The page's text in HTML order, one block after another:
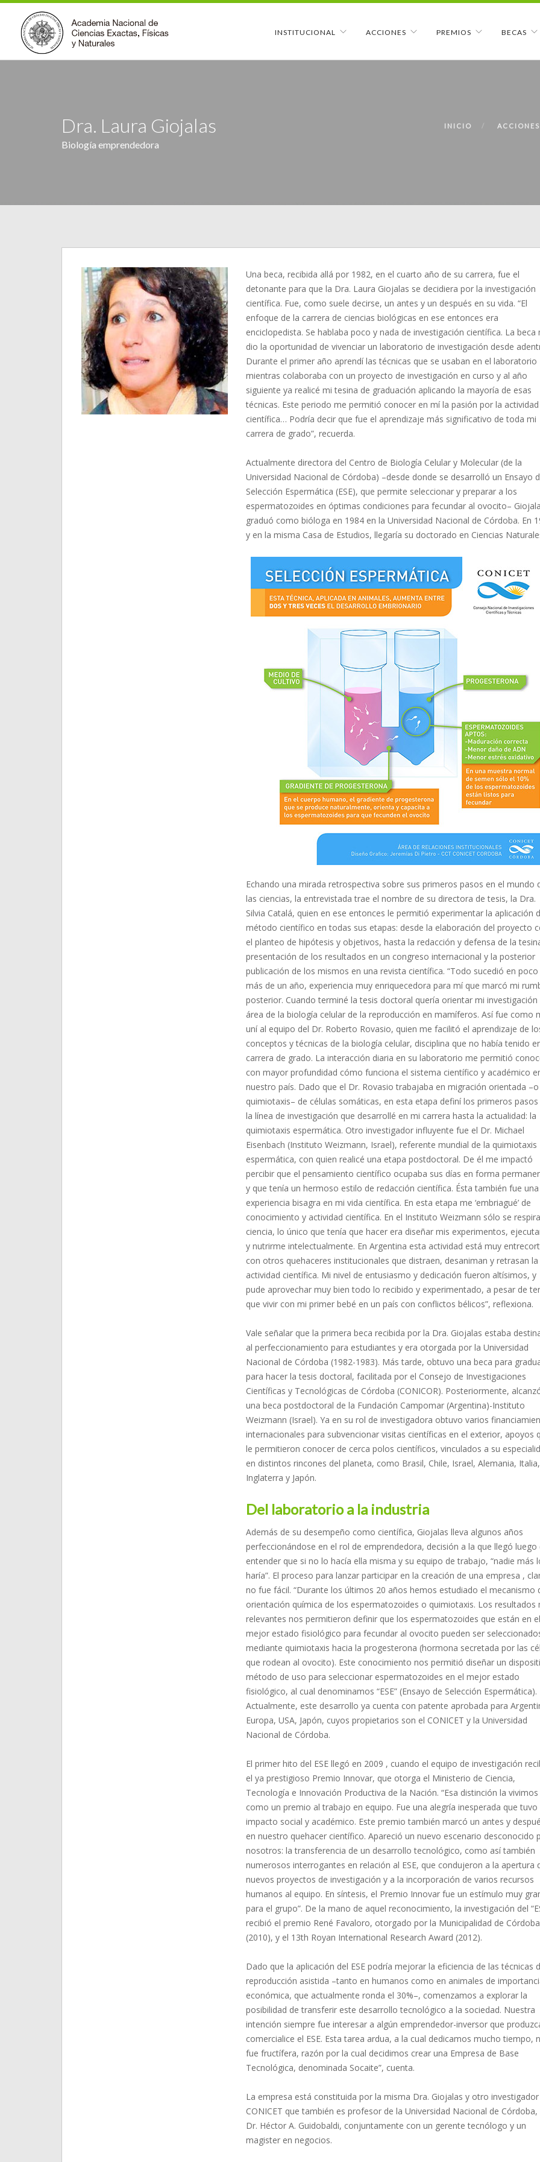
INSTITUCIONAL ACCIONES PREMIOS BECAS
Dra. Laura Giojalas
Biología emprendedora
INICIO ACCIONES
Una beca, recibida allá por 1982, en el cuarto año de su carrera, fue el
detonante para que la Dra. Laura Giojalas se decidiera por la investigación
científica. Fue, como suele decirse, un antes y un después en su vida. “El
enfoque de la carrera de ciencias biológicas en ese entonces era
enciclopedista. Se hablaba poco y nada de investigación científica. La beca
dio la oportunidad de vivenciar un laboratorio de investigación desde
Durante el primer año aprendí las técnicas que se usaban en el laboratorio
mientras colaboraba con un proyecto de investigación en curso y al año
siguiente ya realicé mi tesina de graduación aplicando la mayoría de esas
técnicas. Este periodo me permitió conocer en mí la pasión por la actividad
científica… Podría decir que fue el aprendizaje más significativo de toda mi
carrera de grado”, recuerda.
Actualmente directora del Centro de Biología Celular y Molecular (de la
Universidad Nacional de Córdoba) –desde donde se desarrolló un Ensayo
Selección Espermática (ESE), que permite seleccionar y preparar a los
espermatozoides en óptimas condiciones para fecundar al ovocito–
graduó como bióloga en 1984 en la Universidad Nacional de Córdoba. En
y en la misma Casa de Estudios, llegaría su doctorado en Ciencias
Echando una mirada retrospectiva sobre sus primeros pasos en el mundo
las ciencias, la entrevistada trae el nombre de su directora de tesis, la Dra.
Silvia Catalá, quien en ese entonces le permitió experimentar la aplicación
método científico en todas sus etapas: desde la elaboración del proyecto
el planteo de hipótesis y objetivos, hasta la redacción y defensa de la
presentación de los resultados en un congreso internacional y la posterior
publicación de los mismos en una revista científica. “Todo sucedió en poco
más de un año, experiencia muy enriquecedora para mí que marcó mi
posterior. Cuando terminé la tesis doctoral quería orientar mi investigación
área de la biología celular de la reproducción en mamíferos. Así fue como
uní al equipo del Dr. Roberto Rovasio, quien me facilitó el aprendizaje de
conceptos y técnicas de la biología celular, disciplina que no había tenido
carrera de grado. La interacción diaria en su laboratorio me permitió
con mayor profundidad cómo funciona el sistema científico y académico
nuestro país. Dado que el Dr. Rovasio trabajaba en migración orientada –o
quimiotaxis– de células somáticas, en esta etapa definí los primeros pasos
la línea de investigación que desarrollé en mi carrera hasta la actualidad: la
quimiotaxis espermática. Otro investigador influyente fue el Dr. Michael
Eisenbach (Instituto Weizmann, Israel), referente mundial de la quimiotaxis
espermática, con quien realicé una etapa postdoctoral. De él me impactó
percibir que el pensamiento científico ocupaba sus días en forma
y que tenía un hermoso estilo de redacción científica. Ésta también fue una
experiencia bisagra en mi vida científica. En esta etapa me ‘embriagué’ de
conocimiento y actividad científica. En el Instituto Weizmann sólo se
ciencia, lo único que tenía que hacer era diseñar mis experimentos,
y nutrirme intelectualmente. En Argentina esta actividad está muy
con otros quehaceres institucionales que distraen, desaniman y retrasan la
actividad científica. Mi nivel de entusiasmo y dedicación fueron altísimos, y
pude aprovechar muy bien todo lo recibido y experimentado, a pesar de
que vivir con mi primer bebé en un país con conflictos bélicos”, reflexiona.
Vale señalar que la primera beca recibida por la Dra. Giojalas estaba
al perfeccionamiento para estudiantes y era otorgada por la Universidad
Nacional de Córdoba (1982-1983). Más tarde, obtuvo una beca para
para hacer la tesis doctoral, facilitada por el Consejo de Investigaciones
Científicas y Tecnológicas de Córdoba (CONICOR). Posteriormente,
una beca postdoctoral de la Fundación Campomar (Argentina)-Instituto
Weizmann (Israel). Ya en su rol de investigadora obtuvo varios
internacionales para subvencionar visitas científicas en el exterior, apoyos
le permitieron conocer de cerca polos científicos, vinculados a su
en distintos rincones del planeta, como Brasil, Chile, Israel, Alemania, Italia,
Inglaterra y Japón.
Del laboratorio a la industria
Además de su desempeño como científica, Giojalas lleva algunos años
perfeccionándose en el rol de emprendedora, decisión a la que llegó luego
entender que si no lo hacía ella misma y su equipo de trabajo, “nadie más
haría”. El proceso para lanzar participar en la creación de una empresa ,
no fue fácil. “Durante los últimos 20 años hemos estudiado el mecanismo
orientación química de los espermatozoides o quimiotaxis. Los resultados
relevantes nos permitieron definir que los espermatozoides que están en el
mejor estado fisiológico para fecundar al ovocito pueden ser
mediante quimiotaxis hacia la progesterona (hormona secretada por las
que rodean al ovocito). Este conocimiento nos permitió diseñar un
método de uso para seleccionar espermatozoides en el mejor estado
fisiológico, al cual denominamos “ESE” (Ensayo de Selección Espermática).
Actualmente, este desarrollo ya cuenta con patente aprobada para
Europa, USA, Japón, cuyos propietarios son el CONICET y la Universidad
Nacional de Córdoba.
El primer hito del ESE llegó en 2009 , cuando el equipo de investigación
el ya prestigioso Premio Innovar, que otorga el Ministerio de Ciencia,
Tecnología e Innovación Productiva de la Nación. “Esa distinción la vivimos
como un premio al trabajo en equipo. Fue una alegría inesperada que tuvo
impacto social y académico. Este premio también marcó un antes y
en nuestro quehacer científico. Apareció un nuevo escenario desconocido
nosotros: la transferencia de un desarrollo tecnológico, como así también
numerosos interrogantes en relación al ESE, que condujeron a la apertura
nuevos proyectos de investigación y a la incorporación de varios recursos
humanos al equipo. En síntesis, el Premio Innovar fue un estímulo muy
para el grupo”. De la mano de aquel reconocimiento, la investigación del
recibió el premio René Favaloro, otorgado por la Municipalidad de Córdoba
(2010), y el 13th Royan International Research Award (2012).
Dado que la aplicación del ESE podría mejorar la eficiencia de las técnicas
reproducción asistida –tanto en humanos como en animales de
económica, que actualmente ronda el 30%–, comenzamos a explorar la
posibilidad de transferir este desarrollo tecnológico a la sociedad. Nuestra
intención siempre fue interesar a algún emprendedor-inversor que
comercialice el ESE. Esta tarea ardua, a la cual dedicamos mucho tiempo,
fue fructífera, razón por la cual decidimos crear una Empresa de Base
Tecnológica, denominada Socaite”, cuenta.
La empresa está constituida por la misma Dra. Giojalas y otro investigador
CONICET que también es profesor de la Universidad Nacional de Córdoba,
Dr. Héctor A. Guidobaldi, conjuntamente con un gerente tecnólogo y un
magister en negocios.